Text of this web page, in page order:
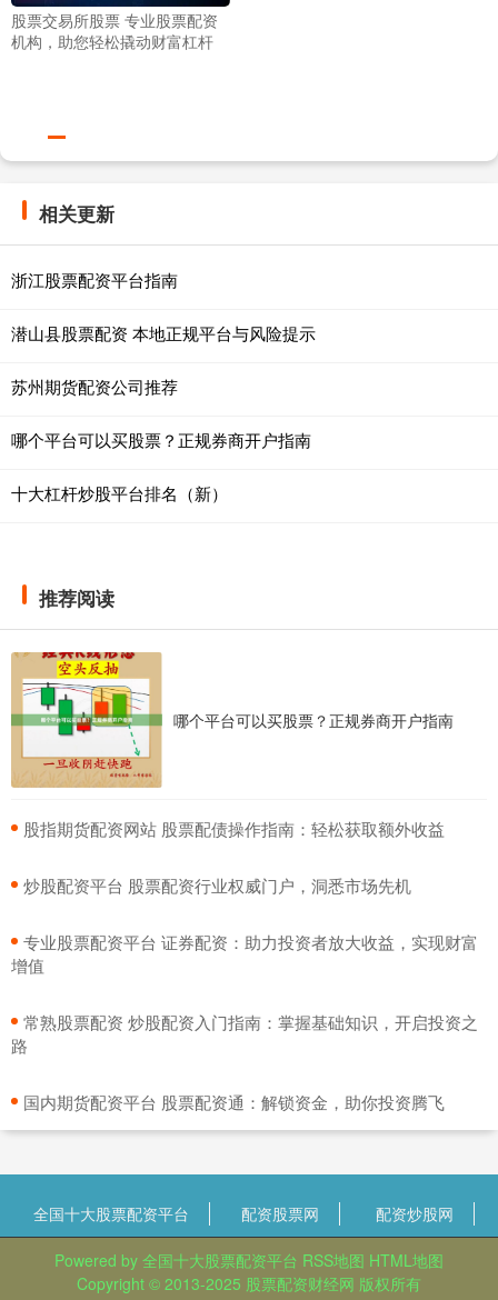
股票交易所股票 专业股票配资
机构，助您轻松撬动财富杠杆
相关更新
浙江股票配资平台指南
潜山县股票配资 本地正规平台与风险提示
苏州期货配资公司推荐
哪个平台可以买股票？正规券商开户指南
十大杠杆炒股平台排名（新）
推荐阅读
哪个平台可以买股票？正规券商开户指南
​股指期货配资网站 股票配债操作指南：轻松获取额外收益
​炒股配资平台 股票配资行业权威门户，洞悉市场先机
​专业股票配资平台 证券配资：助力投资者放大收益，实现财富
增值
​常熟股票配资 炒股配资入门指南：掌握基础知识，开启投资之
路
​国内期货配资平台 股票配资通：解锁资金，助你投资腾飞
全国十大股票配资平台 配资股票网 配资炒股网
Powered by 全国十大股票配资平台 RSS地图 HTML地图
Copyright © 2013-2025 股票配资财经网 版权所有